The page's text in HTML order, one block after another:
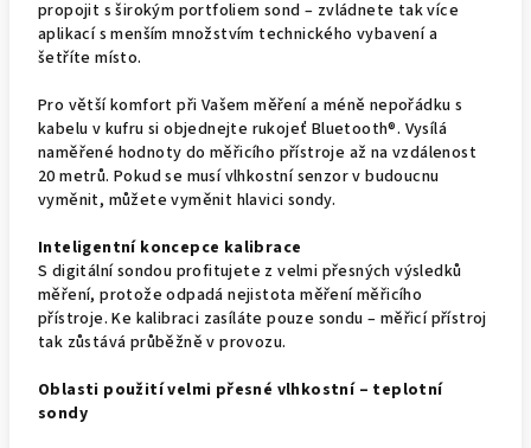
propojit s širokým portfoliem sond – zvládnete tak více
aplikací s menším množstvím technického vybavení a
šetříte místo.
Pro větší komfort při Vašem měření a méně nepořádku s
kabelu v kufru si objednejte rukojeť Bluetooth®. Vysílá
naměřené hodnoty do měřicího přístroje až na vzdálenost
20 metrů. Pokud se musí vlhkostní senzor v budoucnu
vyměnit, můžete vyměnit hlavici sondy.
Inteligentní koncepce kalibrace
S digitální sondou profitujete z velmi přesných výsledků
měření, protože odpadá nejistota měření měřicího
přístroje. Ke kalibraci zasíláte pouze sondu – měřicí přístroj
tak zůstává průběžně v provozu.
Oblasti použití velmi přesné vlhkostní – teplotní
sondy